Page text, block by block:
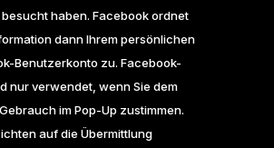
haben. Facebook ordnet
dann Ihrem persönlichen
Benutzerkonto zu. Facebook-
nur verwendet, wenn Sie dem
im Pop-Up zustimmen.
auf die Übermittlung